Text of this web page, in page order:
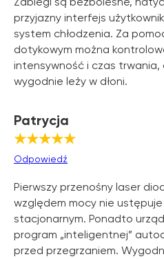
przyjazny interfejs
system chłodzenia. Za
dotykowym można
intensywność i czas trwania,
wygodnie leży w dłoni.
Patrycja
★★★★★
Odpowiedź
Pierwszy przenośny laser
względem mocy nie
stacjonarnym. Ponadto
program „inteligentnej”
przed przegrzaniem.